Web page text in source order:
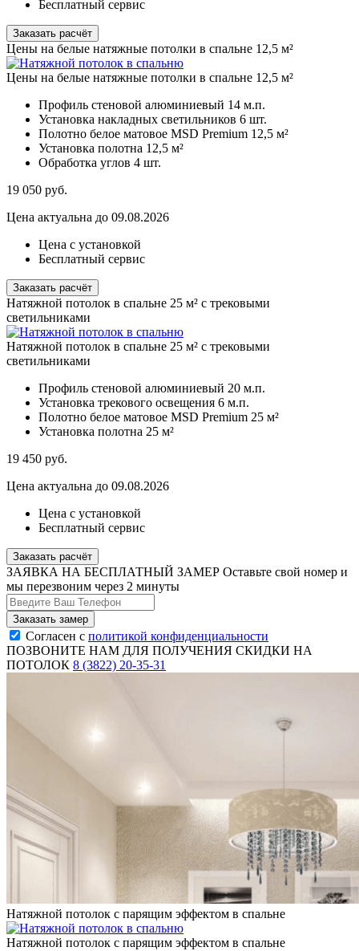
Бесплатный сервис
Заказать расчёт
Цены на белые натяжные потолки в спальне 12,5 м²
Цены на белые натяжные потолки в спальне 12,5 м²
Профиль стеновой алюминиевый 14 м.п.
Установка накладных светильников 6 шт.
Полотно белое матовое MSD Premium 12,5 м²
Установка полотна 12,5 м²
Обработка углов 4 шт.
19 050 руб.
Цена актуальна до 09.08.2026
Цена с установкой
Бесплатный сервис
Заказать расчёт
Натяжной потолок в спальне 25 м² с трековыми
светильниками
Натяжной потолок в спальне 25 м² с трековыми
светильниками
Профиль стеновой алюминиевый 20 м.п.
Установка трекового освещения 6 м.п.
Полотно белое матовое MSD Premium 25 м²
Установка полотна 25 м²
19 450 руб.
Цена актуальна до 09.08.2026
Цена с установкой
Бесплатный сервис
Заказать расчёт
ЗАЯВКА НА БЕСПЛАТНЫЙ ЗАМЕР Оставьте свой номер и
мы перезвоним через 2 минуты
Согласен с политикой конфиденциальности
ПОЗВОНИТЕ НАМ ДЛЯ ПОЛУЧЕНИЯ СКИДКИ НА
ПОТОЛОК 8 (3822) 20-35-31
Натяжной потолок с парящим эффектом в спальне
Натяжной потолок с парящим эффектом в спальне